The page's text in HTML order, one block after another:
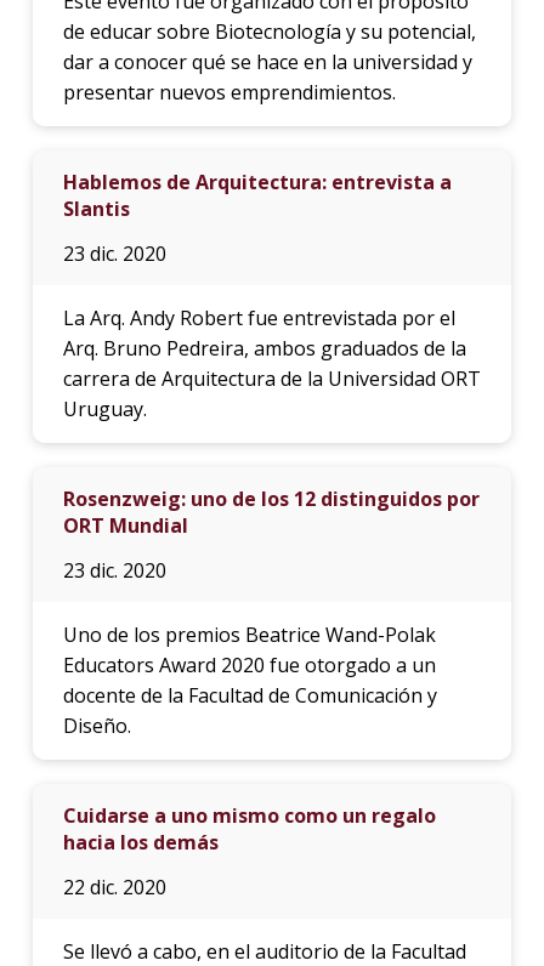
de educar sobre Biotecnología y su potencial,
dar a conocer qué se hace en la universidad y
presentar nuevos emprendimientos.
Hablemos de Arquitectura: entrevista a
Slantis
23 dic. 2020
La Arq. Andy Robert fue entrevistada por el
Arq. Bruno Pedreira, ambos graduados de la
carrera de Arquitectura de la Universidad ORT
Uruguay.
Rosenzweig: uno de los 12 distinguidos por
ORT Mundial
23 dic. 2020
Uno de los premios Beatrice Wand-Polak
Educators Award 2020 fue otorgado a un
docente de la Facultad de Comunicación y
Diseño.
Cuidarse a uno mismo como un regalo
hacia los demás
22 dic. 2020
Se llevó a cabo, en el auditorio de la Facultad